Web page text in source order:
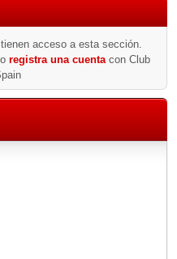
acceso a esta sección.
registra una cuenta con Club